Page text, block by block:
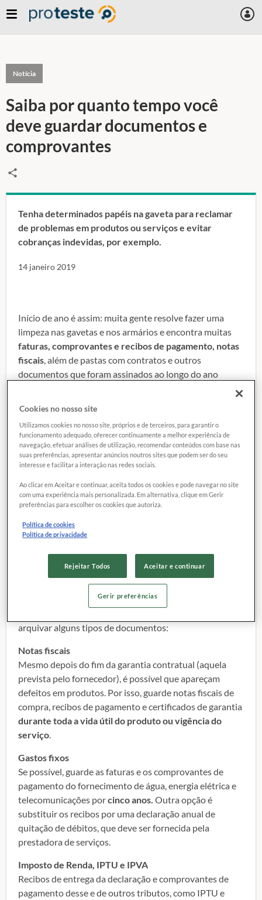
Notícia
Saiba por quanto tempo você
deve guardar documentos e
comprovantes
Tenha determinados papéis na gaveta para reclamar
de problemas em produtos ou serviços e evitar
cobranças indevidas, por exemplo.
14 janeiro 2019
Início de ano é assim: muita gente resolve fazer uma
limpeza nas gavetas e nos armários e encontra muitas
faturas, comprovantes e recibos de pagamento, notas
fiscais, além de pastas com contratos e outros
documentos que foram assinados ao longo do ano
CONTA DE CELULAR
Contudo, muitos consumidores têmreceio de jogar boa
parte dessa papelada no lixo, pois não sabem por
quanto tempo é recomendável guardá-la. Este é o seu
caso?
VEJA NOSSA PESQUISA E ECONOMIZE R$ 5 MIL NO
é importante ter determinados papéis
guardadospara reclamar de problemas em produtos ou
serviços e evitar cobranças indevidas, por exemplo.
arquivar alguns tipos de documentos:
Notas fiscais
Mesmo depois do fim da garantia contratual (aquela
prevista pelo fornecedor), é possível que apareçam
defeitos em produtos. Por isso, guarde notas fiscais de
compra, recibos de pagamento e certificados de garantia
durante toda a vida útil do produto ou vigência do
serviço.
Gastos fixos
Se possível, guarde as faturas e os comprovantes de
pagamento do fornecimento de água, energia elétrica e
telecomunicações porcinco anos. Outra opção é
substituir os recibos por uma declaração anual de
quitação de débitos, que deve ser fornecida pela
prestadora de serviços.
Imposto de Renda, IPTU e IPVA
Recibos de entrega da declaração e comprovantes de
pagamento desse e de outros tributos, como IPTU e
Cookies no nosso site
Utilizamos cookies no nosso site, próprios e de terceiros, para garantir o
funcionamento adequado, oferecer continuamente a melhor experiência de
navegação, efetuar análises de utilização, recomendar conteúdos com base nas
suas preferências, apresentar anúncios noutros sites que podem ser do seu
interesse e facilitar a interação nas redes sociais.
Ao clicar em Aceitar e continuar, aceita todos os cookies e pode navegar no site
com uma experiência mais personalizada. Em alternativa, clique em Gerir
preferências para escolher os cookies que autoriza.
Política de cookies
Política de privacidade
Rejeitar Todos Aceitar e continuar
Gerir preferências